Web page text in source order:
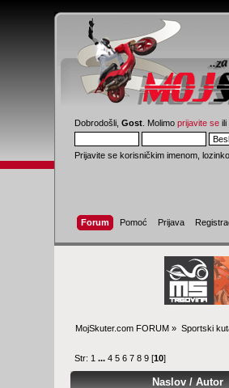
Dobrodošli,Gost . Molimoprijavite se
Prijavite se korisničkim imenom,
Forum Pomoć Prijava
MojSkuter.com FORUM » Sportski
Str: 1 ...4 5 6 7 8 9 [10]
Naslov/Autor